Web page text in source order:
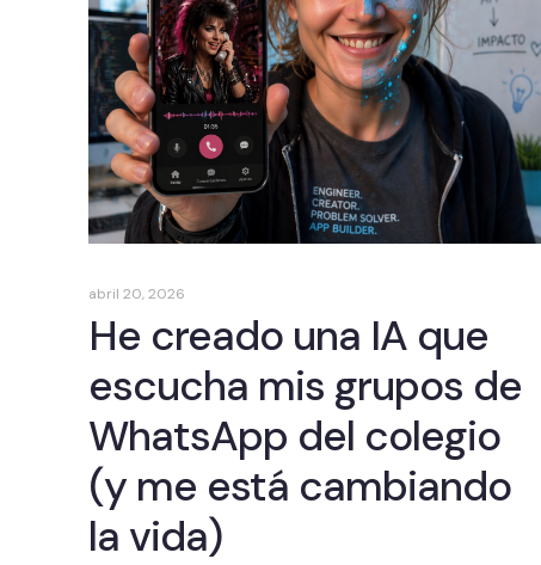
abril 20, 2026
He creado una IA que
escucha mis grupos de
WhatsApp del colegio
(y me está cambiando
la vida)